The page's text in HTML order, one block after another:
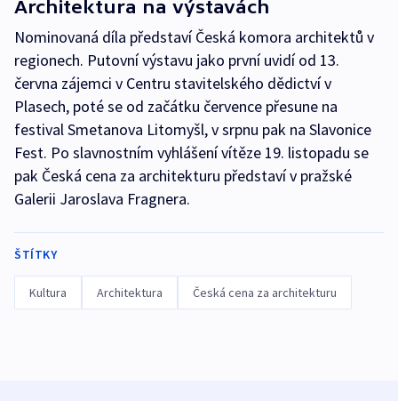
Architektura na výstavách
Nominovaná díla představí Česká komora architektů v
regionech. Putovní výstavu jako první uvidí od 13.
června zájemci v Centru stavitelského dědictví v
Plasech, poté se od začátku července přesune na
festival Smetanova Litomyšl, v srpnu pak na Slavonice
Fest. Po slavnostním vyhlášení vítěze 19. listopadu se
pak Česká cena za architekturu představí v pražské
Galerii Jaroslava Fragnera.
ŠTÍTKY
Kultura Architektura Česká cena za architekturu